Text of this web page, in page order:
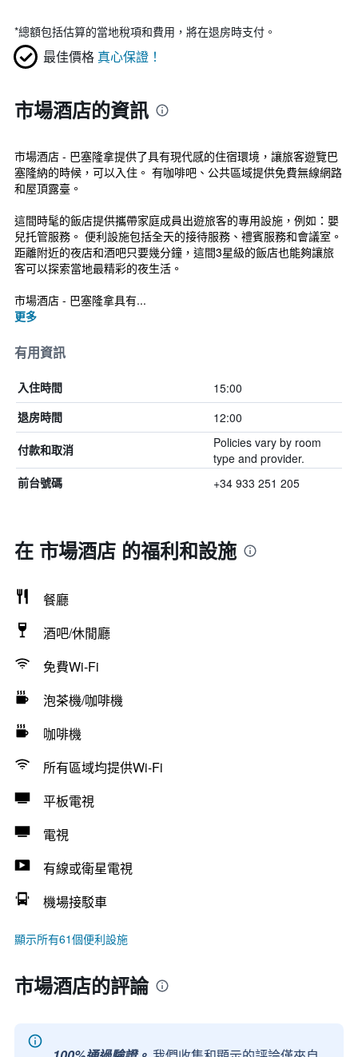
*總額包括估算的當地稅項和費用，將在退房時支付。
最佳價格 真心保證！
市場酒店的資訊
市場酒店 - 巴塞隆拿提供了具有現代感的住宿環境，讓旅客遊覽巴
塞隆納的時候，可以入住。 有咖啡吧、公共區域提供免費無線網路
和屋頂露臺。
這間時髦的飯店提供攜帶家庭成員出遊旅客的專用設施，例如：嬰
兒托管服務。 便利設施包括全天的接待服務、禮賓服務和會議室。
距離附近的夜店和酒吧只要幾分鐘，這間3星級的飯店也能夠讓旅
客可以探索當地最精彩的夜生活。
市場酒店 - 巴塞隆拿具有...
更多
有用資訊
入住時間 15:00
退房時間 12:00
付款和取消
Policies vary by room
type and provider.
前台號碼 +34 933 251 205
在 市場酒店 的福利和設施
餐廳
酒吧/休閒廳
免費Wi-Fi
泡茶機/咖啡機
咖啡機
所有區域均提供Wi-Fi
平板電視
電視
有線或衛星電視
機場接駁車
顯示所有61個便利設施
市場酒店的評論